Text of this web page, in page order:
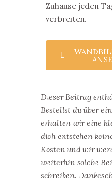
Zuhause jeden
verbreiten.
Dieser Beitrag
Bestellst du über
erhalten wir eine
dich entstehen
Kosten und wir
weiterhin solche
schreiben.